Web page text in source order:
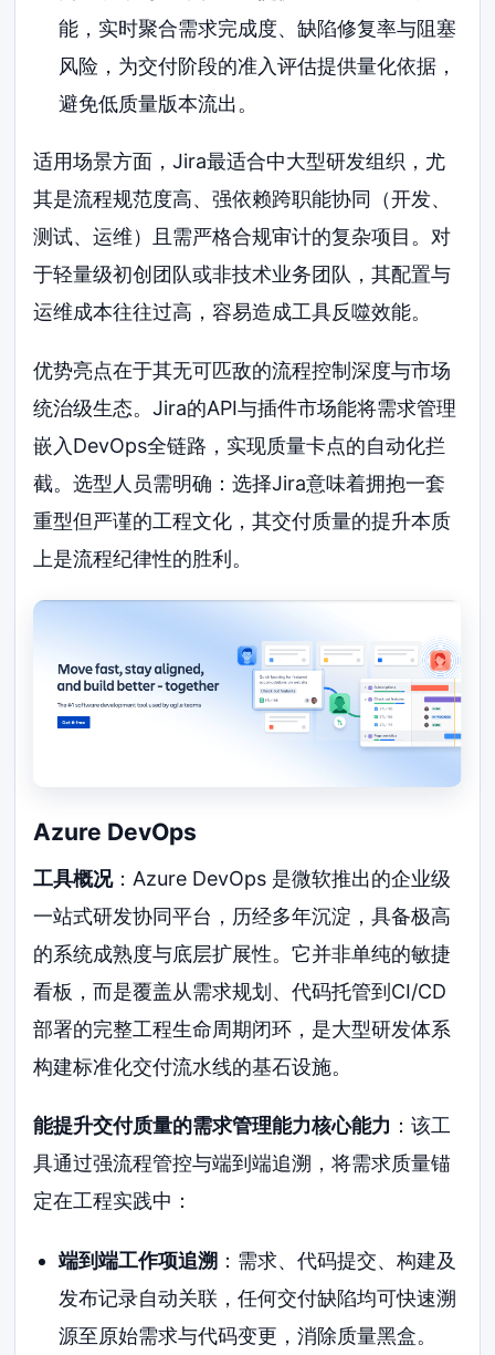
能，实时聚合需求完成度、缺陷修复率与阻塞
风险，为交付阶段的准入评估提供量化依据，
避免低质量版本流出。
适用场景方面，Jira最适合中大型研发组织，尤
其是流程规范度高、强依赖跨职能协同（开发、
测试、运维）且需严格合规审计的复杂项目。对
于轻量级初创团队或非技术业务团队，其配置与
运维成本往往过高，容易造成工具反噬效能。
优势亮点在于其无可匹敌的流程控制深度与市场
统治级生态。Jira的API与插件市场能将需求管理
嵌入DevOps全链路，实现质量卡点的自动化拦
截。选型人员需明确：选择Jira意味着拥抱一套
重型但严谨的工程文化，其交付质量的提升本质
上是流程纪律性的胜利。
Azure DevOps
工具概况：Azure DevOps 是微软推出的企业级
一站式研发协同平台，历经多年沉淀，具备极高
的系统成熟度与底层扩展性。它并非单纯的敏捷
看板，而是覆盖从需求规划、代码托管到CI/CD
部署的完整工程生命周期闭环，是大型研发体系
构建标准化交付流水线的基石设施。
能提升交付质量的需求管理能力核心能力 ：该工
具通过强流程管控与端到端追溯，将需求质量锚
定在工程实践中：
端到端工作项追溯 ：需求、代码提交、构建及
发布记录自动关联，任何交付缺陷均可快速溯
源至原始需求与代码变更，消除质量黑盒。